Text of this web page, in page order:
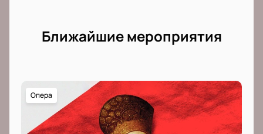
Ближайшие мероприятия
Опера